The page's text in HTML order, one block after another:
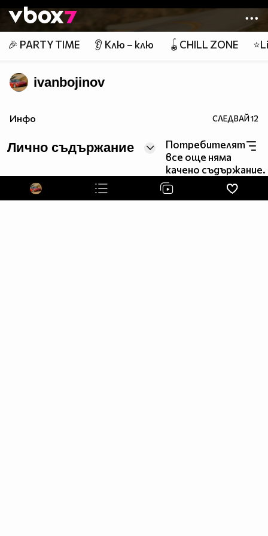
👾
🎉 PARTY TIME 👂 Клю – клю 🪀CHILL ZONE
ivanbojinov
Инфо СЛЕДВАЙ12
Лично съдържание
Потребителят
все още няма
качено съдържание.